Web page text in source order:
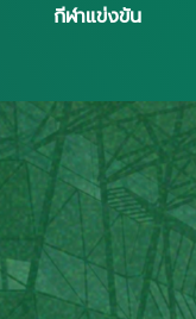
กีฬาแข่งขัน